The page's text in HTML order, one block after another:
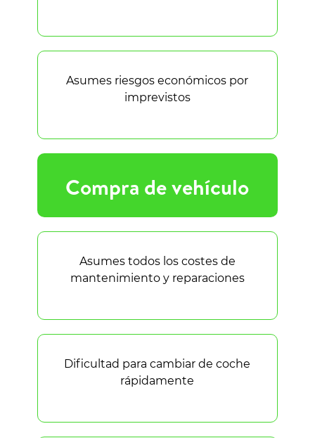
Compra de vehículo
Asumes todos los costes de
mantenimiento y reparaciones
Dificultad para cambiar de coche
rápidamente
Asumes riesgos económicos por
imprevistos